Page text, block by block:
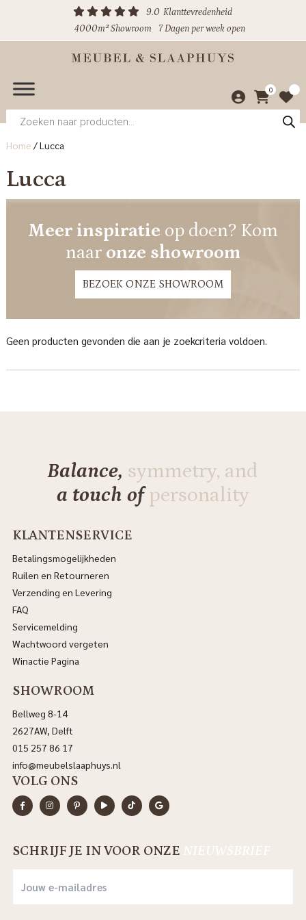
9.0 Klanttevredenheid
4000m² Showroom
7 Dagen per week open
0
Producten
zoeken
Home /Lucca
Lucca
Meer inspiratie op doen? Kom
naar onze showroom
BEZOEK ONZE SHOWROOM
Geen producten gevonden die aan je zoekcriteria voldoen.
Balance, symmetry, and
a touch ofpersonality
KLANTENSERVICE
Betalingsmogelijkheden
Ruilen en Retourneren
Verzending en Levering
FAQ
Servicemelding
Wachtwoord vergeten
Winactie Pagina
SHOWROOM
Bellweg 8-14
2627AW, Delft
015 257 86 17
info@meubelslaaphuys.nl
VOLG ONS
SCHRIJF JE IN VOOR ONZE NIEUWSBRIEF